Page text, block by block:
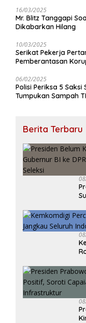
16/03/2025
Mr. Blitz Tanggapi
Dikabarkan Hilang
10/03/2025
Serikat Pekerja
Pemberantasan
06/02/2025
Polisi Periksa 5
Tumpukan Sampah
Berita Terbaru